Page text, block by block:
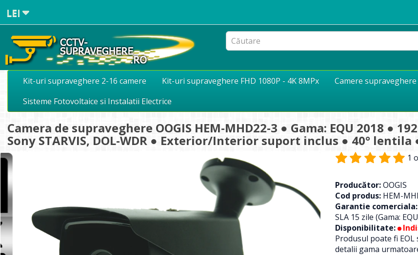
LEI
Kit-uri supraveghere 2-16 camere Kit-uri supraveghere FHD 1080P - 4K 8MPx Camere supraveghere
Sisteme Fotovoltaice si Instalatii Electrice
Camera de supraveghere OOGIS HEM-MHD22-3 ● Gama: EQU 2018 ●
Sony STARVIS, DOL-WDR ● Exterior/Interior suport inclus ● 40°
1
Producător:OOGIS
Cod produs: HEM-
Garantie comerciala:
SLA 15 zile (Gama:
Disponibilitate:
Produsul poate fi
detalii gama